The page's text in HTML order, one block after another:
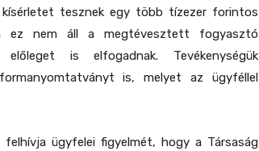
kísérletet tesznek egy több tízezer forintos
ez nem áll a megtévesztett fogyasztó
előleget is elfogadnak. Tevékenységük
is, melyet az ügyféllel
ügyfelei figyelmét, hogy a Társaság